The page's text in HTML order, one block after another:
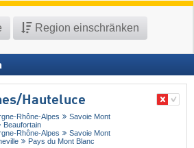
Region einschränken
​Hauteluce
Rhône-Alpes
Savoie Mont
Beaufortain
Rhône-Alpes
Savoie Mont
Pays du Mont Blanc